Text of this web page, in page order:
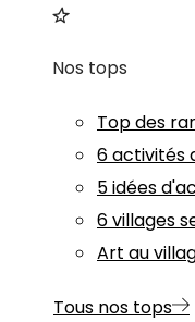
Nos tops
Top des
6 activités
5 idées
6 villages
Art au
Tous nos tops